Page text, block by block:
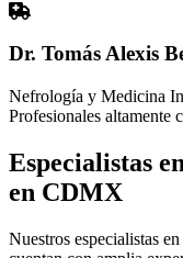
Dr. Tomás Alexis
Nefrología y Medicina
Profesionales altamente
Especialistas
en CDMX
Nuestros especialistas en